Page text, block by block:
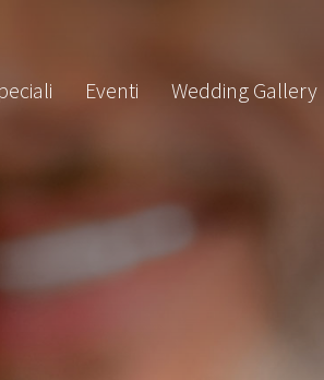
Eventi Wedding Gallery